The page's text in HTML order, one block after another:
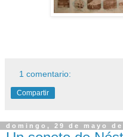
1 comentario:
Compartir
domingo, 29 de mayo de